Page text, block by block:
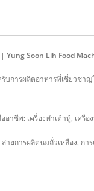
Yung Soon Lih Food
บการผลิตอาหารที่เชี่ยว
าชีพ: เครื่องทำเต้าหู้, เครื่
สายการผลิตนมถั่วเหลือง กา